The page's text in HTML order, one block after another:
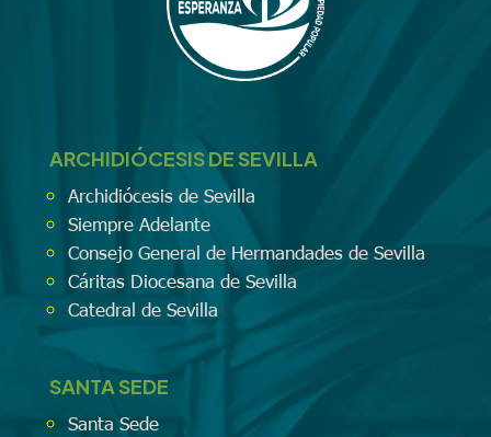
ARCHIDIÓCESIS DE SEVILLA
Archidiócesis de Sevilla
Siempre Adelante
Consejo General de Hermandades de Sevilla
Cáritas Diocesana de Sevilla
Catedral de Sevilla
SANTA SEDE
Santa Sede